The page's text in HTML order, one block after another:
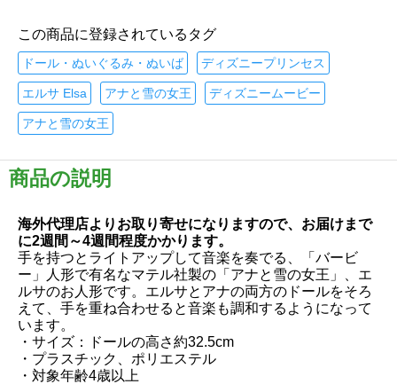
この商品に登録されているタグ
ドール・ぬいぐるみ・ぬいば ディズニープリンセス
エルサ Elsa アナと雪の女王 ディズニームービー
アナと雪の女王
商品の説明
海外代理店よりお取り寄せになりますので、お届けまで
に2週間～4週間程度かかります。
手を持つとライトアップして音楽を奏でる、「バービ
ー」人形で有名なマテル社製の「アナと雪の女王」、エ
ルサのお人形です。エルサとアナの両方のドールをそろ
えて、手を重ね合わせると音楽も調和するようになって
います。
・サイズ：ドールの高さ約32.5cm
・プラスチック、ポリエステル
・対象年齢4歳以上